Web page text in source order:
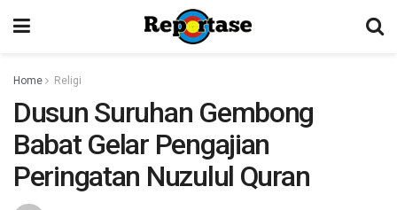
Home Religi
Dusun Suruhan Gembong
Babat Gelar Pengajian
Peringatan Nuzulul Quran